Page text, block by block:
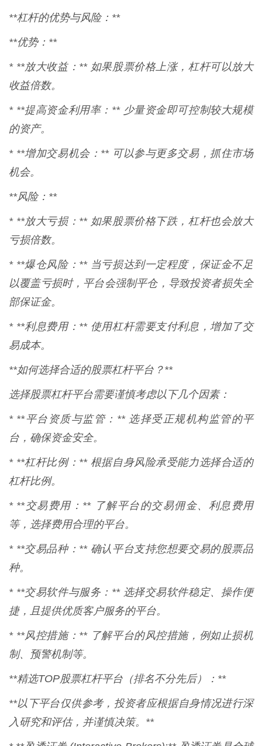
**杠杆的优势与风险：**
**优势：**
* **放大收益：** 如果股票价格上涨，杠杆可以放大
收益倍数。
* **提高资金利用率：** 少量资金即可控制较大规模
的资产。
* **增加交易机会：** 可以参与更多交易，抓住市场
机会。
**风险：**
* **放大亏损：** 如果股票价格下跌，杠杆也会放大
亏损倍数。
* **爆仓风险：** 当亏损达到一定程度，保证金不足
以覆盖亏损时，平台会强制平仓，导致投资者损失全
部保证金。
* **利息费用：** 使用杠杆需要支付利息，增加了交
易成本。
**如何选择合适的股票杠杆平台？**
选择股票杠杆平台需要谨慎考虑以下几个因素：
* **平台资质与监管：** 选择受正规机构监管的平
台，确保资金安全。
* **杠杆比例：** 根据自身风险承受能力选择合适的
杠杆比例。
* **交易费用：** 了解平台的交易佣金、利息费用
等，选择费用合理的平台。
* **交易品种：** 确认平台支持您想要交易的股票品
种。
* **交易软件与服务：** 选择交易软件稳定、操作便
捷，且提供优质客户服务的平台。
* **风控措施：** 了解平台的风控措施，例如止损机
制、预警机制等。
**精选TOP股票杠杆平台（排名不分先后）：**
**以下平台仅供参考，投资者应根据自身情况进行深
入研究和评估，并谨慎决策。**